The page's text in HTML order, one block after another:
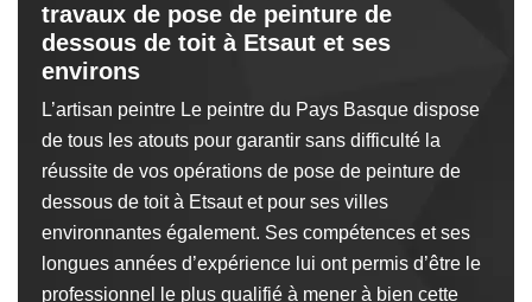
travaux de pose de peinture de
dessous de toit à Etsaut et ses
environs
L’artisan peintre Le peintre du Pays Basque dispose
de tous les atouts pour garantir sans difficulté la
réussite de vos opérations de pose de peinture de
dessous de toit à Etsaut et pour ses villes
environnantes également. Ses compétences et ses
longues années d’expérience lui ont permis d’être le
professionnel le plus qualifié à mener à bien cette